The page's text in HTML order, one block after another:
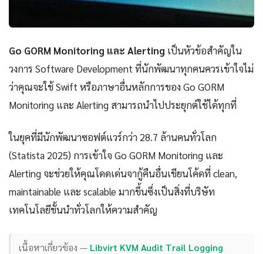
Go GORM Monitoring และ Alerting เป็นหัวข้อสำคัญใน
วงการ Software Development ที่นักพัฒนาทุกคนควรเข้าใจไม่
ว่าคุณจะใช้ Swift หรือภาษาอื่นหลักการของ Go GORM
Monitoring และ Alerting สามารถนำไปประยุกต์ใช้ได้ทุกที่
ในยุคที่มีนักพัฒนาซอฟต์แวร์กว่า 28.7 ล้านคนทั่วโลก
(Statista 2025) การเข้าใจ Go GORM Monitoring และ
Alerting จะช่วยให้คุณโดดเด่นจากู้คืนอื่นเขียนโค้ดที่ clean,
maintainable และ scalable มากขึ้นซึ่งเป็นสิ่งที่บริษัท
เทคโนโลยีชั้นนำทั่วโลกให้ความสำคัญ
เนื้อหาเกี่ยวข้อง — Libvirt KVM Audit Trail Logging